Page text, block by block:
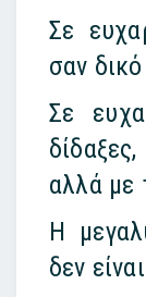
Σε
σαν
Σε
αλλά με
Η
δεν